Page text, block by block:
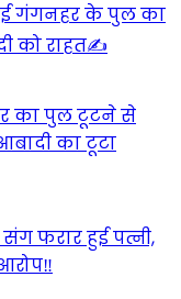
गंगनहर के पुल का
को राहत✍️
का पुल टूटने से
का टूटा
फरार हुई पत्नी,